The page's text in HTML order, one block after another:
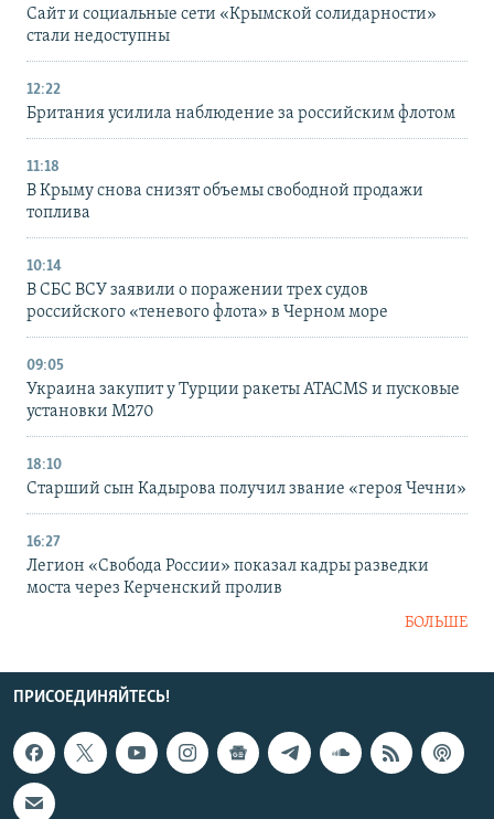
Сайт и социальные сети «Крымской солидарности»
стали недоступны
12:22
Британия усилила наблюдение за российским флотом
11:18
В Крыму снова снизят объемы свободной продажи
топлива
10:14
В СБС ВСУ заявили о поражении трех судов
российского «теневого флота» в Черном море
09:05
Украина закупит у Турции ракеты ATACMS и пусковые
установки M270
18:10
Старший сын Кадырова получил звание «героя Чечни»
16:27
Легион «Свобода России» показал кадры разведки
моста через Керченский пролив
БОЛЬШЕ
ПРИСОЕДИНЯЙТЕСЬ!